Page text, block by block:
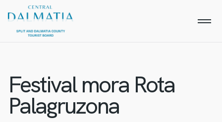
Festival mora Rota
Palagruzona